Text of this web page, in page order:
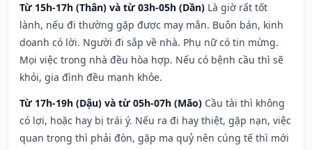
Từ 15h-17h (Thân) và từ 03h-05h (Dần) Là giờ rất tốt
lành, nếu đi thường gặp được may mắn. Buôn bán, kinh
doanh có lời. Người đi sắp về nhà. Phụ nữ có tin mừng.
Mọi việc trong nhà đều hòa hợp. Nếu có bệnh cầu thì sẽ
khỏi, gia đình đều mạnh khỏe.
Từ 17h-19h (Dậu) và từ 05h-07h (Mão) Cầu tài thì không
có lợi, hoặc hay bị trái ý. Nếu ra đi hay thiệt, gặp nạn, việc
quan trọng thì phải đòn, gặp ma quỷ nên cúng tế thì mới